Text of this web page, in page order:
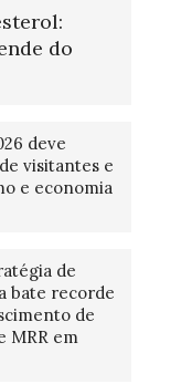
do
deve
visitantes e
e economia
de
bate recorde
de
MRR em